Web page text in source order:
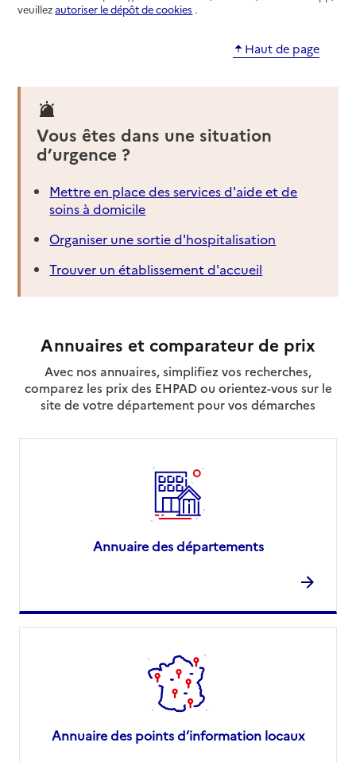
veuillezautoriser le dépôt de cookies .
Haut de page
Vous êtes dans une situation
d’urgence ?
Mettre en place des services d'aide et de
soins à domicile
Organiser une sortie d'hospitalisation
Trouver un établissement d'accueil
Annuaires et comparateur de prix
Avec nos annuaires, simplifiez vos recherches,
comparez les prix des EHPAD ou orientez-vous sur le
site de votre département pour vos démarches
Annuaire des départements
Annuaire des points d’information locaux